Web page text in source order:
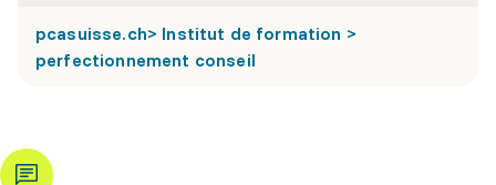
pcasuisse.ch> Institut de formation >
perfectionnement conseil